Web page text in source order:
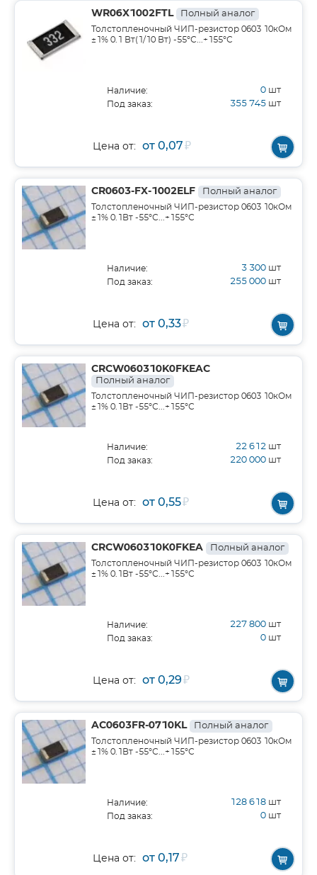
WR06X1002FTL Полный аналог
Толстопленочный ЧИП-резистор 0603 10кОм
±1% 0.1 Вт(1/10 Вт) -55°С...+155°С
Наличие: 0 шт
Под заказ: 355 745 шт
Цена от: от 0,07₽
CR0603-FX-1002ELF Полный аналог
Толстопленочный ЧИП-резистор 0603 10кОм
±1% 0.1Вт -55°С...+155°С
Наличие: 3 300 шт
Под заказ: 255 000 шт
Цена от: от 0,33₽
CRCW060310K0FKEAC
Полный аналог
Толстопленочный ЧИП-резистор 0603 10кОм
±1% 0.1Вт -55°С...+155°С
Наличие: 22 612 шт
Под заказ: 220 000 шт
Цена от: от 0,55₽
CRCW060310K0FKEA Полный аналог
Толстопленочный ЧИП-резистор 0603 10кОм
±1% 0.1Вт -55°С...+155°С
Наличие: 227 800 шт
Под заказ: 0 шт
Цена от: от 0,29₽
AC0603FR-0710KL Полный аналог
Толстопленочный ЧИП-резистор 0603 10кОм
±1% 0.1Вт -55°С...+155°С
Наличие: 128 618 шт
Под заказ: 0 шт
Цена от: от 0,17₽